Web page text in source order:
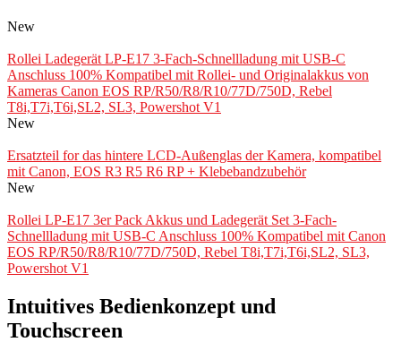
New
Rollei Ladegerät LP-E17 3-Fach-Schnellladung mit USB-C
Anschluss 100% Kompatibel mit Rollei- und Originalakkus von
Kameras Canon EOS RP/R50/R8/R10/77D/750D, Rebel
T8i,T7i,T6i,SL2, SL3, Powershot V1
New
Ersatzteil for das hintere LCD-Außenglas der Kamera, kompatibel
mit Canon, EOS R3 R5 R6 RP + Klebebandzubehör
New
Rollei LP-E17 3er Pack Akkus und Ladegerät Set 3-Fach-
Schnellladung mit USB-C Anschluss 100% Kompatibel mit Canon
EOS RP/R50/R8/R10/77D/750D, Rebel T8i,T7i,T6i,SL2, SL3,
Powershot V1
Intuitives Bedienkonzept und
Touchscreen